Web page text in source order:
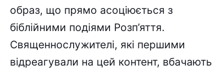
образ, що прямо асоціюється з
біблійними подіями Розп’яття.
Священнослужителі, які першими
відреагували на цей контент, вбачають